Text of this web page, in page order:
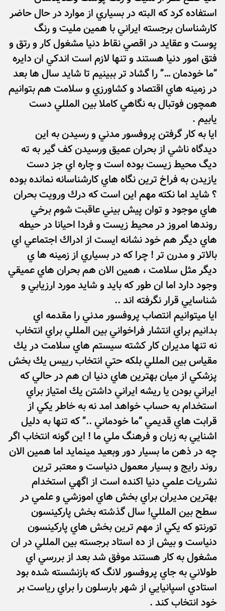
استفاده كرد كه البته در بسياري از موارد در حال حاضر
كارشناسان برجسته ايراني با همين مليت و رنگ
پوست و عقايد در اقصي نقاط دنيا مشغول كار و رتق و
فتق امور دنيا هستند و تنها لازم است اندكي ان دايره
“ما خودمان …” را گشاد تر ببينيم تا شايد سال ها بعد
در زمينه هاي اقتصاد و كشاورزي و سلامت هم بتوانيم
همچون فوتبال به نگاهي كاملا بين المللي دست
يابيم .
ايا به كار گرفتن پروفسور مدني و رسيدن به اين
ديدگاه ناشي از بحران عميق ورسيدن كف گير به ته
ديگ محيط زيست بوده است و چاره اي جز دست
يازيدن به فراخ ترين نگاه هاي كارشناسانه نمانده بوده
؟ شايد اما نكته مهم اين است كه درك ورويت بحران
هاي موجود و توان پيش بيني عاقبت شوم برخي
روندها امروز در محيط زيست و فردا احيانا در حيطه
هاي ديگر هم خود نشانه ايست از ادراك اجتماعي اي
بالاتر و مدرن تر ! چرا كه در بسياري از زمينه ها ي
ديگر مثل سلامت ، همين الان هم بحران هاي عميقي
وجود دارد اما ان طور كه بايد و شايد مورد ارزيابي و
شناسايي قرار نگرفته اند ..
ايا ميتوانيم انتصاب پروفسور مدني را مقدمه اي
بدانيم براي انتشار فراخواني بين المللي براي انتخاب
نه تنها مديران كار كشته سيستم هاي سلامت در يك
مقياس بين المللي بلكه حتي انتخاب رييس يك بخش
پزشكي از ميان بهترين هاي دنيا ان هم در حالي كه
ايراني بودن يا ريشه ايراني داشتن يك امتياز براي
استخدام به حساب خواهد امد نه به خاطر يكي از
قرابت هاي قديمي “ما خودماني ..” كه تنها به دليل
اشنايي به زبان و فرهنگ ملي ما ! اين گونه انتخاب اگر
چه در ذهن ما بسيار دور وبعيد مينمايد اما همين الان
روند رايج و بسيار معمول دنياست و معتبر ترين
نشريات علمي دنيا اكنده است از اگهي استخدام
بهترين مديران براي بخش هاي اموزشي و علمي در
سطح بين المللي! سال گذشته بخش پاركينسون
تورنتو كه يكي از مهم ترين بخش هاي پاركينسون
دنياست و بيش از ده استاد برجسته بين المللي در ان
مشغول به كار هستند موفق شد بعد از بررسي اي
طولاني به جاي پروفسور لانگ كه بازنشسته شده بود
استادي اسپانيايي از شهر بارسلون را براي رياست بر
خود انتخاب كند .